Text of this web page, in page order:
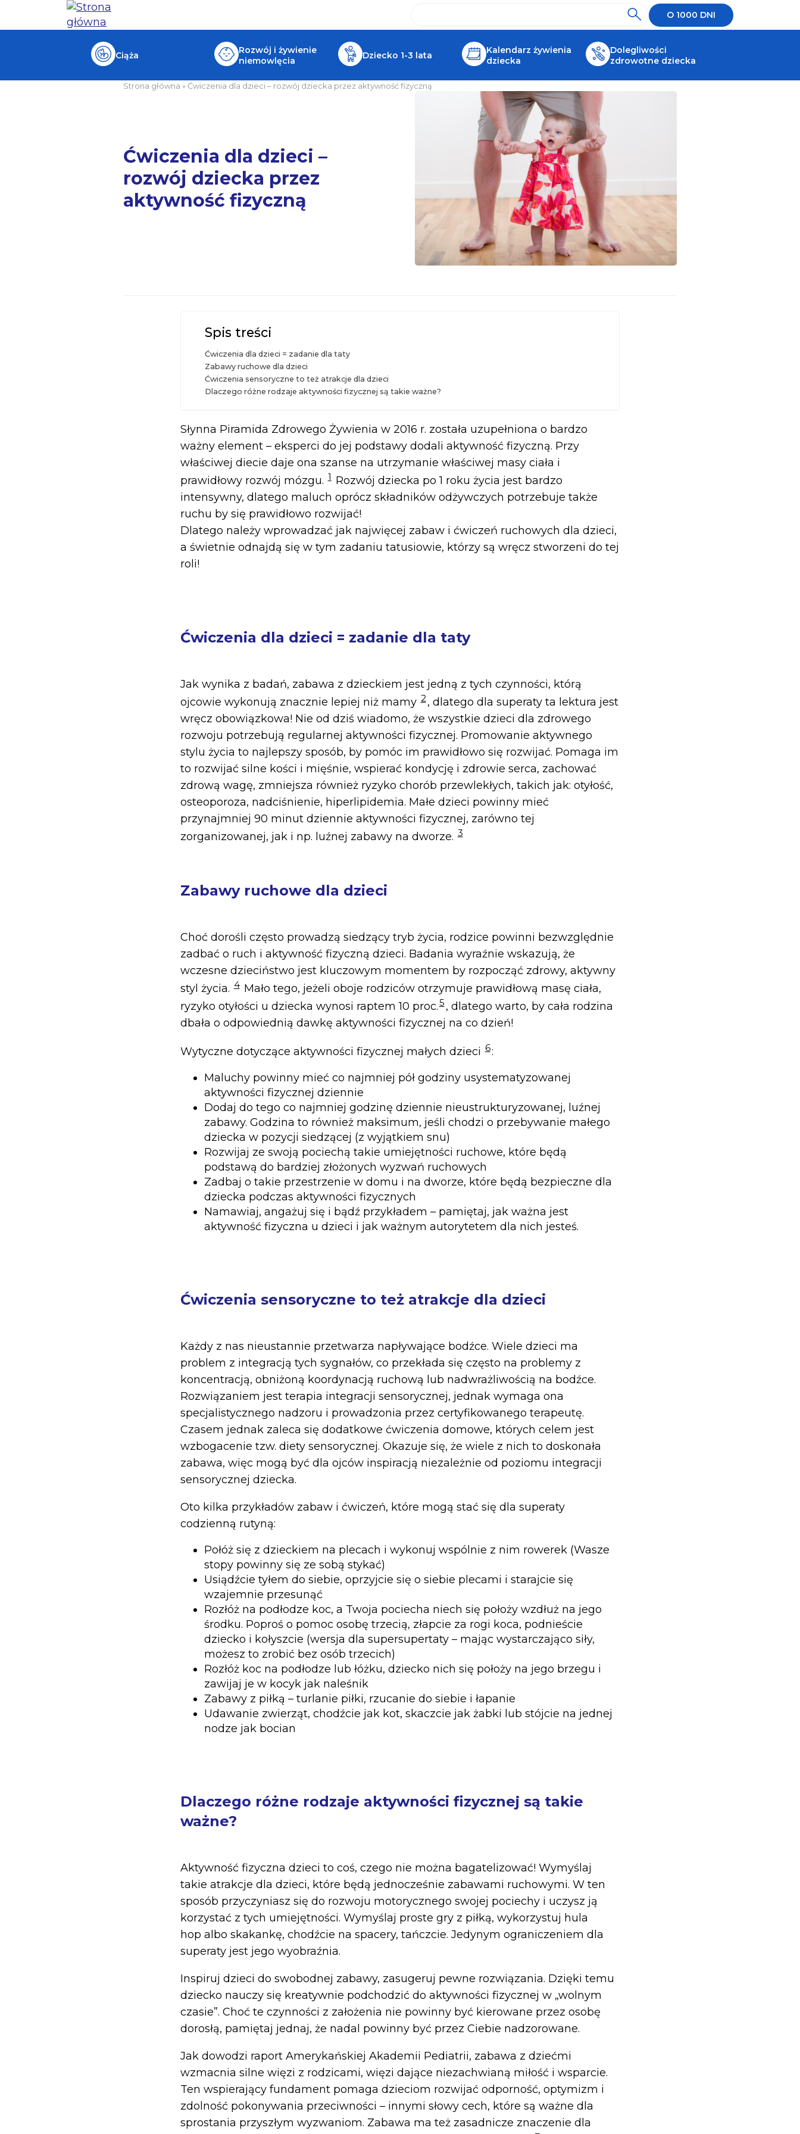
O 1000 DNI
Ciąża
Rozwój i żywienie
niemowlęcia
Dziecko 1-3 lata
Kalendarz żywienia
dziecka
Dolegliwości
zdrowotne dziecka
Strona główna »Ćwiczenia dla dzieci – rozwój dziecka przez aktywność fizyczną
Ćwiczenia dla dzieci –
rozwój dziecka przez
aktywność fizyczną
Spis treści
Ćwiczenia dla dzieci = zadanie dla taty
Zabawy ruchowe dla dzieci
Ćwiczenia sensoryczne to też atrakcje dla dzieci
Dlaczego różne rodzaje aktywności fizycznej są takie ważne?
Słynna Piramida Zdrowego Żywienia w 2016 r. została uzupełniona o bardzo
ważny element – eksperci do jej podstawy dodali aktywność fizyczną. Przy
właściwej diecie daje ona szanse na utrzymanie właściwej masy ciała i
prawidłowy rozwój mózgu. 1 Rozwój dziecka po 1 roku życia jest bardzo
intensywny, dlatego maluch oprócz składników odżywczych potrzebuje także
ruchu by się prawidłowo rozwijać!
Dlatego należy wprowadzać jak najwięcej zabaw i ćwiczeń ruchowych dla dzieci,
a świetnie odnajdą się w tym zadaniu tatusiowie, którzy są wręcz stworzeni do tej
roli!
Ćwiczenia dla dzieci = zadanie dla taty
Jak wynika z badań, zabawa z dzieckiem jest jedną z tych czynności, którą
ojcowie wykonują znacznie lepiej niż mamy 2, dlatego dla superaty ta lektura jest
wręcz obowiązkowa! Nie od dziś wiadomo, że wszystkie dzieci dla zdrowego
rozwoju potrzebują regularnej aktywności fizycznej. Promowanie aktywnego
stylu życia to najlepszy sposób, by pomóc im prawidłowo się rozwijać. Pomaga im
to rozwijać silne kości i mięśnie, wspierać kondycję i zdrowie serca, zachować
zdrową wagę, zmniejsza również ryzyko chorób przewlekłych, takich jak: otyłość,
osteoporoza, nadciśnienie, hiperlipidemia. Małe dzieci powinny mieć
przynajmniej 90 minut dziennie aktywności fizycznej, zarówno tej
zorganizowanej, jak i np. luźnej zabawy na dworze. 3
Zabawy ruchowe dla dzieci
Choć dorośli często prowadzą siedzący tryb życia, rodzice powinni bezwzględnie
zadbać o ruch i aktywność fizyczną dzieci. Badania wyraźnie wskazują, że
wczesne dzieciństwo jest kluczowym momentem by rozpocząć zdrowy, aktywny
styl życia. 4 Mało tego, jeżeli oboje rodziców otrzymuje prawidłową masę ciała,
ryzyko otyłości u dziecka wynosi raptem 10 proc.5 , dlatego warto, by cała rodzina
dbała o odpowiednią dawkę aktywności fizycznej na co dzień!
Wytyczne dotyczące aktywności fizycznej małych dzieci 6:
Maluchy powinny mieć co najmniej pół godziny usystematyzowanej
aktywności fizycznej dziennie
Dodaj do tego co najmniej godzinę dziennie nieustrukturyzowanej, luźnej
zabawy. Godzina to również maksimum, jeśli chodzi o przebywanie małego
dziecka w pozycji siedzącej (z wyjątkiem snu)
Rozwijaj ze swoją pociechą takie umiejętności ruchowe, które będą
podstawą do bardziej złożonych wyzwań ruchowych
Zadbaj o takie przestrzenie w domu i na dworze, które będą bezpieczne dla
dziecka podczas aktywności fizycznych
Namawiaj, angażuj się i bądź przykładem – pamiętaj, jak ważna jest
aktywność fizyczna u dzieci i jak ważnym autorytetem dla nich jesteś.
Ćwiczenia sensoryczne to też atrakcje dla dzieci
Każdy z nas nieustannie przetwarza napływające bodźce. Wiele dzieci ma
problem z integracją tych sygnałów, co przekłada się często na problemy z
koncentracją, obniżoną koordynacją ruchową lub nadwrażliwością na bodźce.
Rozwiązaniem jest terapia integracji sensorycznej, jednak wymaga ona
specjalistycznego nadzoru i prowadzonia przez certyfikowanego terapeutę.
Czasem jednak zaleca się dodatkowe ćwiczenia domowe, których celem jest
wzbogacenie tzw. diety sensorycznej. Okazuje się, że wiele z nich to doskonała
zabawa, więc mogą być dla ojców inspiracją niezależnie od poziomu integracji
sensorycznej dziecka.
Oto kilka przykładów zabaw i ćwiczeń, które mogą stać się dla superaty
codzienną rutyną:
Połóż się z dzieckiem na plecach i wykonuj wspólnie z nim rowerek (Wasze
stopy powinny się ze sobą stykać)
Usiądźcie tyłem do siebie, oprzyjcie się o siebie plecami i starajcie się
wzajemnie przesunąć
Rozłóż na podłodze koc, a Twoja pociecha niech się położy wzdłuż na jego
środku. Poproś o pomoc osobę trzecią, złapcie za rogi koca, podnieście
dziecko i kołyszcie (wersja dla supersupertaty – mając wystarczająco siły,
możesz to zrobić bez osób trzecich)
Rozłóż koc na podłodze lub łóżku, dziecko nich się położy na jego brzegu i
zawijaj je w kocyk jak naleśnik
Zabawy z piłką – turlanie piłki, rzucanie do siebie i łapanie
Udawanie zwierząt, chodźcie jak kot, skaczcie jak żabki lub stójcie na jednej
nodze jak bocian
Dlaczego różne rodzaje aktywności fizycznej są takie
ważne?
Aktywność fizyczna dzieci to coś, czego nie można bagatelizować! Wymyślaj
takie atrakcje dla dzieci, które będą jednocześnie zabawami ruchowymi. W ten
sposób przyczyniasz się do rozwoju motorycznego swojej pociechy i uczysz ją
korzystać z tych umiejętności. Wymyślaj proste gry z piłką, wykorzystuj hula
hop albo skakankę, chodźcie na spacery, tańczcie. Jedynym ograniczeniem dla
superaty jest jego wyobraźnia.
Inspiruj dzieci do swobodnej zabawy, zasugeruj pewne rozwiązania. Dzięki temu
dziecko nauczy się kreatywnie podchodzić do aktywności fizycznej w „wolnym
czasie”. Choć te czynności z założenia nie powinny być kierowane przez osobę
dorosłą, pamiętaj jednaj, że nadal powinny być przez Ciebie nadzorowane.
Jak dowodzi raport Amerykańskiej Akademii Pediatrii, zabawa z dziećmi
wzmacnia silne więzi z rodzicami, więzi dające niezachwianą miłość i wsparcie.
Ten wspierający fundament pomaga dzieciom rozwijać odporność, optymizm i
zdolność pokonywania przeciwności – innymi słowy cech, które są ważne dla
sprostania przyszłym wyzwaniom. Zabawa ma też zasadnicze znaczenie dla